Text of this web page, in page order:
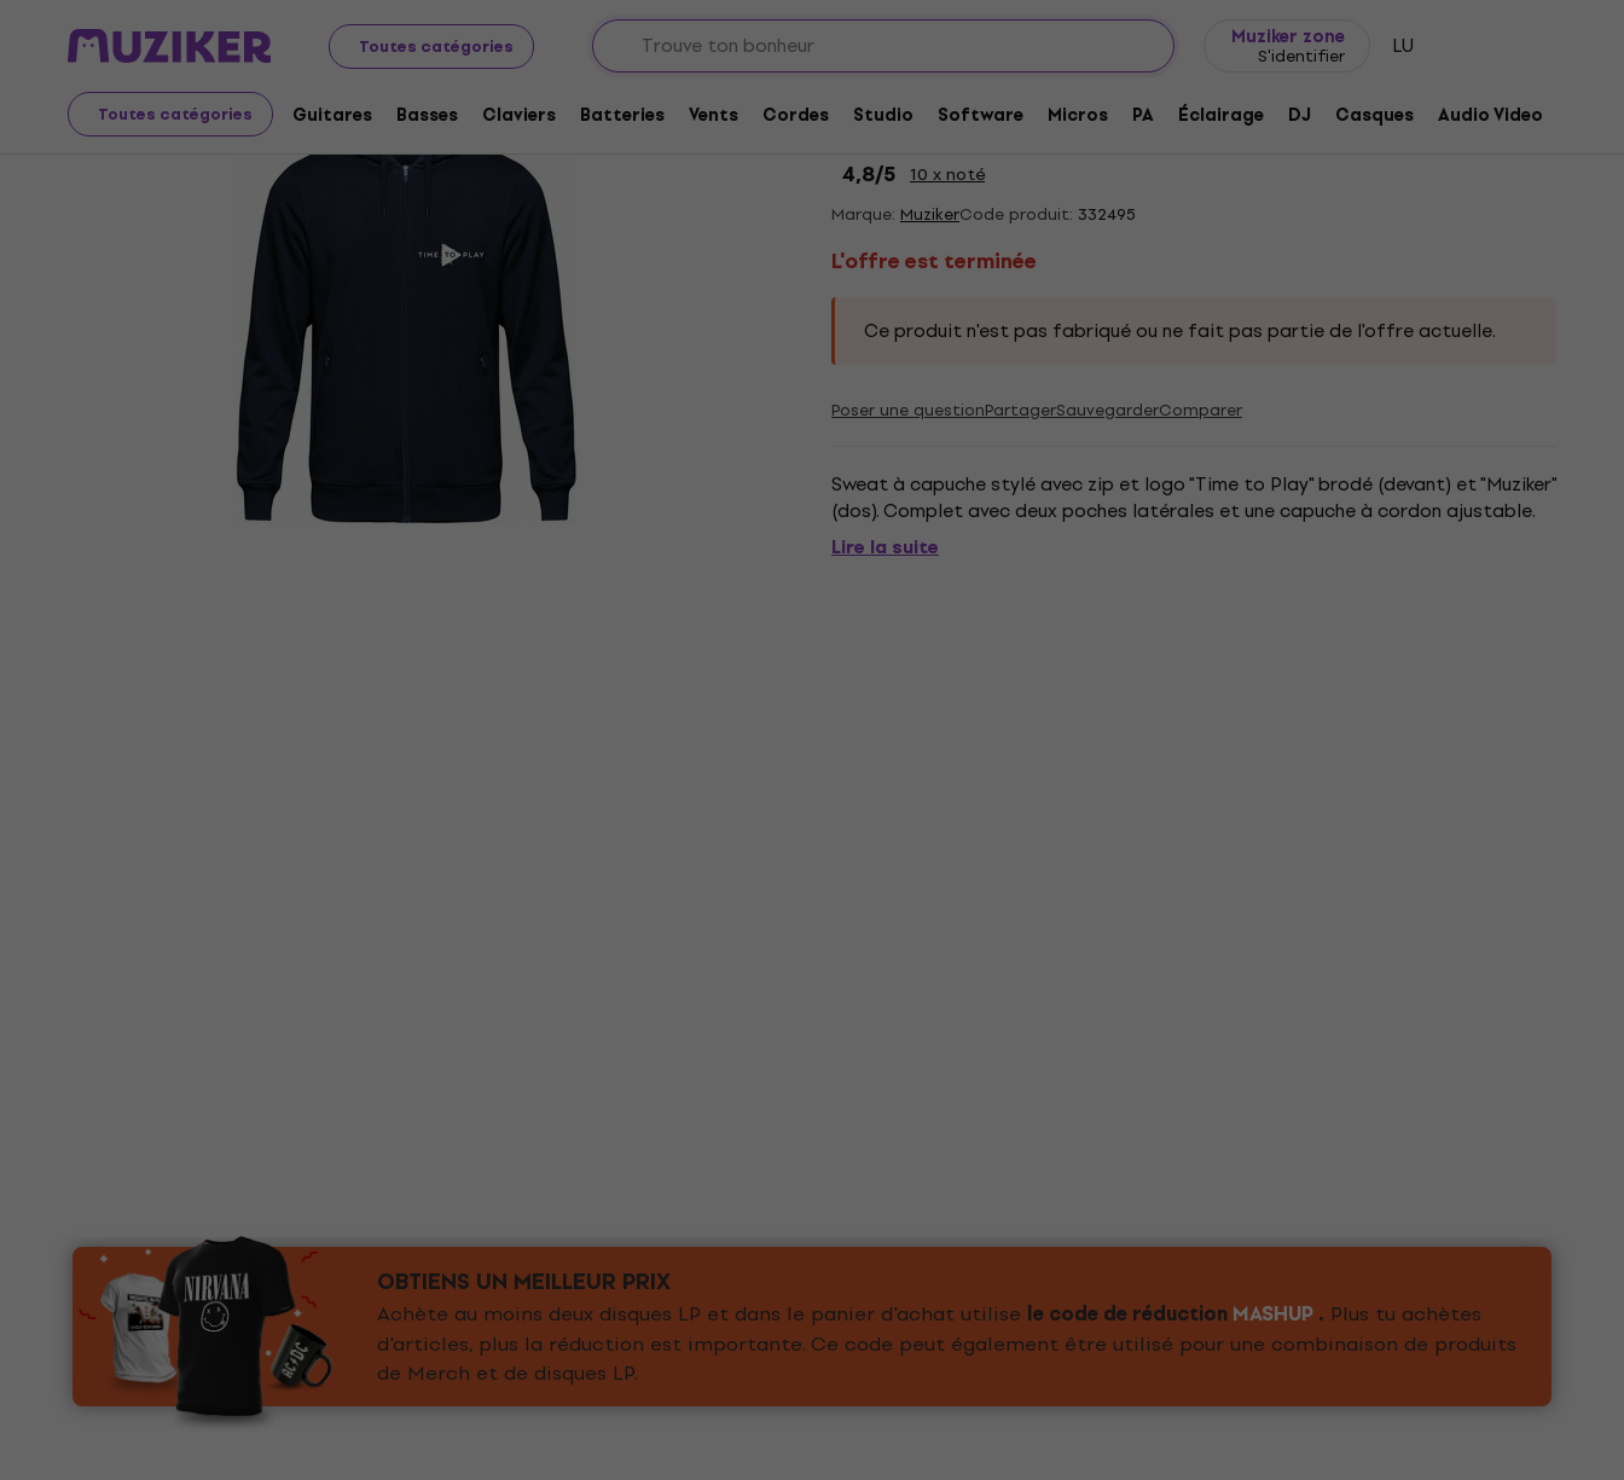
Toutes catégories
Muziker zone
S'identifier LU
Toutes catégories Guitares Basses Claviers Batteries Vents Cordes Studio Software Micros PA Éclairage DJ Casques Audio Video
Merch Muziker Merch
L'offre est terminée
L'offre est terminée
Muziker Time To Play Sweat à capuche Blue XL Offre
4,8/5 10 x noté
Marque: MuzikerCode produit: 332495
L'offre est terminée
Ce produit n'est pas fabriqué ou ne fait pas partie de l'offre actuelle.
Poser une questionPartagerSauvegarderComparer
Sweat à capuche stylé avec zip et logo "Time to Play" brodé (devant) et "Muziker"
(dos). Complet avec deux poches latérales et une capuche à cordon ajustable.
Lire la suite
OBTIENS UN MEILLEUR PRIX
Achète au moins deux disques LP et dans le panier d'achat utilise le code de réductionMASHUP. Plus tu achètes
d'articles, plus la réduction est importante. Ce code peut également être utilisé pour une combinaison de produits
de Merch et de disques LP.